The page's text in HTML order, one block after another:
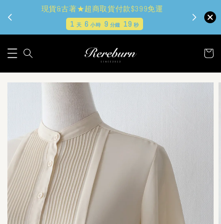
現貨&古著★超商取貨付款$399免運
1 天 6小時 9 分鐘 18 秒